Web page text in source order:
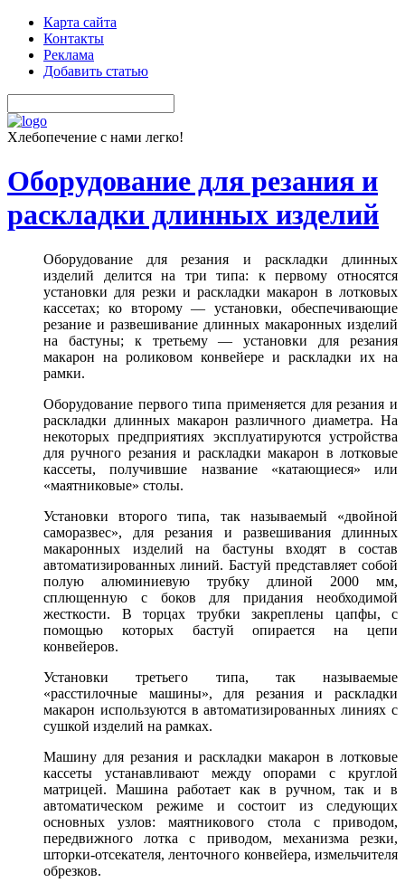
Карта сайта
Контакты
Реклама
Добавить статью
Хлебопечение с нами легко!
Оборудование для резания и
раскладки длинных изделий
Оборудование для резания и раскладки длинных
изделий делится на три типа: к первому относятся
установки для резки и раскладки макарон в лотковых
кассетах; ко второму — установки, обеспечивающие
резание и развешивание длинных макаронных изделий
на бастуны; к третьему — установки для резания
макарон на роликовом конвейере и раскладки их на
рамки.
Оборудование первого типа применяется для резания и
раскладки длинных макарон различного диаметра. На
некоторых предприятиях эксплуатируются устройства
для ручного резания и раскладки макарон в лотковые
кассеты, получившие название «катающиеся» или
«маятниковые» столы.
Установки второго типа, так называемый «двойной
саморазвес», для резания и развешивания длинных
макаронных изделий на бастуны входят в состав
автоматизированных линий. Бастуй представляет собой
полую алюминиевую трубку длиной 2000 мм,
сплющенную с боков для придания необходимой
жесткости. В торцах трубки закреплены цапфы, с
помощью которых бастуй опирается на цепи
конвейеров.
Установки третьего типа, так называемые
«расстилочные машины», для резания и раскладки
макарон используются в автоматизированных линиях с
сушкой изделий на рамках.
Машину для резания и раскладки макарон в лотковые
кассеты устанавливают между опорами с круглой
матрицей. Машина работает как в ручном, так и в
автоматическом режиме и состоит из следующих
основных узлов: маятникового стола с приводом,
передвижного лотка с приводом, механизма резки,
шторки-отсекателя, ленточного конвейера, измельчителя
обрезков.